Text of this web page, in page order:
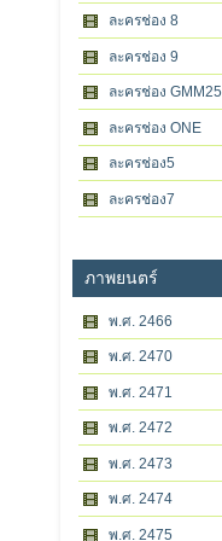
ละครช่อง 8
ละครช่อง 9
ละครช่อง GMM25
ละครช่อง ONE
ละครช่อง5
ละครช่อง7
ภาพยนตร์
พ.ศ. 2466
พ.ศ. 2470
พ.ศ. 2471
พ.ศ. 2472
พ.ศ. 2473
พ.ศ. 2474
พ.ศ. 2475